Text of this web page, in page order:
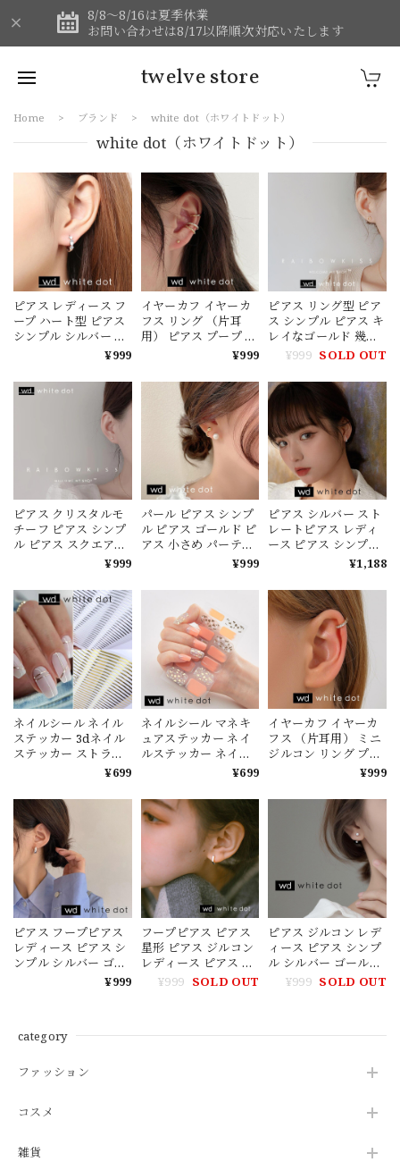
8/8～8/16は夏季休業
お問い合わせは8/17以降順次対応いたします
twelve store
Home ブランド white dot（ホワイトドット）
white dot（ホワイトドット）
ピアス レディース フ
ープ ハート型 ピアス
シンプル シルバー 小
さめ シルバー ゴール
韓国【white dot】(ホ
ワイトドット)
¥999
イヤーカフ イヤーカ
フス リング （片耳
用） ピアス プープ ゴ
ールド 3連 イヤーカ
dot】(ホワイトドッ
¥999
ピアス リング型 ピア
ス シンプル ピアス キ
レイなゴールド 幾何
学デザイン ピアス 小
ス 韓国【white dot】
(ホワイトドット)
¥999 SOLD OUT
ピアス クリスタルモ
チーフ ピアス シンプ
ル ピアス スクエアデ
ザイン ピアス 小さめ
国【white dot】(ホワ
イトドット)
¥999
パール ピアス シンプ
ル ピアス ゴールド ピ
アス 小さめ パーティ
ピアス レディース 韓
イトドット)
¥999
ピアス シルバー スト
レートピアス レディ
ース ピアス シンプル
シルバー ピアス レデ
dot】(ホワイトドッ
ト)
¥1,188
ネイルシール ネイル
ステッカー 3dネイル
ステッカー ストライ
プ柄 ネイルアート
トドット)
¥699
ネイルシール マネキ
ュアステッカー ネイ
ルステッカー ネイル
アート 全５パターン
シール【white dot】
(ホワイトドット)
¥699
イヤーカフ イヤーカ
フス （片耳用） ミニ
ジルコン リング プー
プ ゴールド シルバー
dot】(ホワイトドッ
¥999
ピアス フープピアス
レディース ピアス シ
ンプル シルバー ゴー
ルド ピアス レディー
¥999
フープピアス ピアス
星形 ピアス ジルコン
レディース ピアス シ
ンプル ピアス レディ
¥999 SOLD OUT
ピアス ジルコン レデ
ィース ピアス シンプ
ル シルバー ゴールド
ピアス レディース 韓
¥999 SOLD OUT
category
ファッション
コスメ
雑貨